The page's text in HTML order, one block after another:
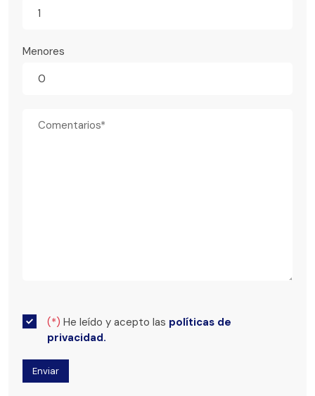
Menores
(*) He leído y acepto las políticas de
privacidad.